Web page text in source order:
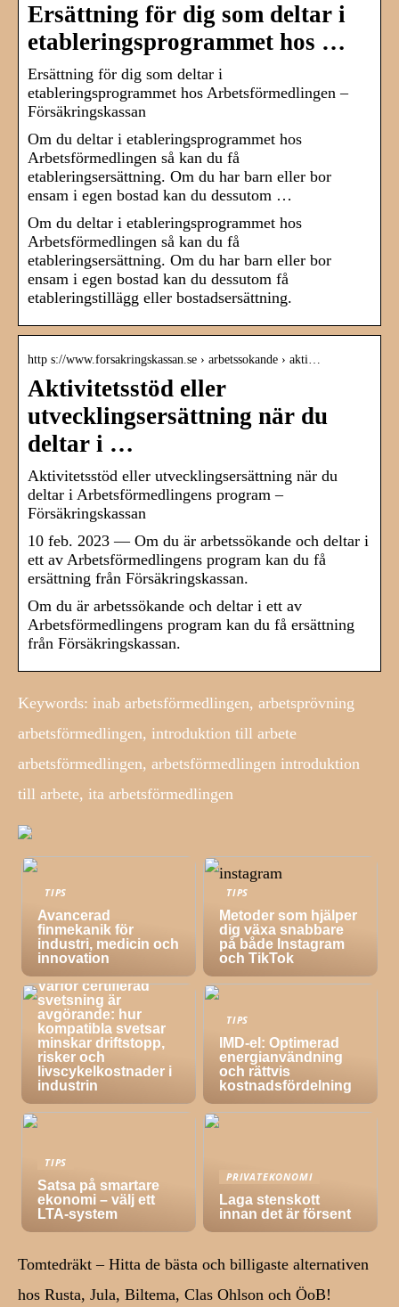
Ersättning för dig som deltar i
etableringsprogrammet hos …
Ersättning för dig som deltar i
etableringsprogrammet hos Arbetsförmedlingen –
Försäkringskassan
Om du deltar i etableringsprogrammet hos
Arbetsförmedlingen så kan du få
etableringsersättning. Om du har barn eller bor
ensam i egen bostad kan du dessutom …
Om du deltar i etableringsprogrammet hos
Arbetsförmedlingen så kan du få
etableringsersättning. Om du har barn eller bor
ensam i egen bostad kan du dessutom få
etableringstillägg eller bostadsersättning.
http s://www.forsakringskassan.se › arbetssokande › akti…
Aktivitetsstöd eller
utvecklingsersättning när du
deltar i …
Aktivitetsstöd eller utvecklingsersättning när du
deltar i Arbetsförmedlingens program –
Försäkringskassan
10 feb. 2023 — Om du är arbetssökande och deltar i
ett av Arbetsförmedlingens program kan du få
ersättning från Försäkringskassan.
Om du är arbetssökande och deltar i ett av
Arbetsförmedlingens program kan du få ersättning
från Försäkringskassan.
Keywords: inab arbetsförmedlingen, arbetsprövning
arbetsförmedlingen, introduktion till arbete
arbetsförmedlingen, arbetsförmedlingen introduktion
till arbete, ita arbetsförmedlingen
TIPS
Avancerad
finmekanik för
industri, medicin och
innovation
TIPS
Metoder som hjälper
dig växa snabbare
på både Instagram
och TikTok
TIPS
Varför certifierad
svetsning är
avgörande: hur
kompatibla svetsar
minskar driftstopp,
risker och
livscykelkostnader i
industrin
TIPS
IMD-el: Optimerad
energianvändning
och rättvis
kostnadsfördelning
TIPS
Satsa på smartare
ekonomi – välj ett
LTA-system
PRIVATEKONOMI
Laga stenskott
innan det är försent
Tomtedräkt – Hitta de bästa och billigaste alternativen
hos Rusta, Jula, Biltema, Clas Ohlson och ÖoB!